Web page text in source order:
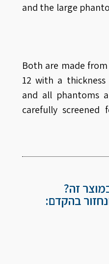
and the large
Both are made
12 with a
and all phantoms
carefully screened
זה?
בהקדם: